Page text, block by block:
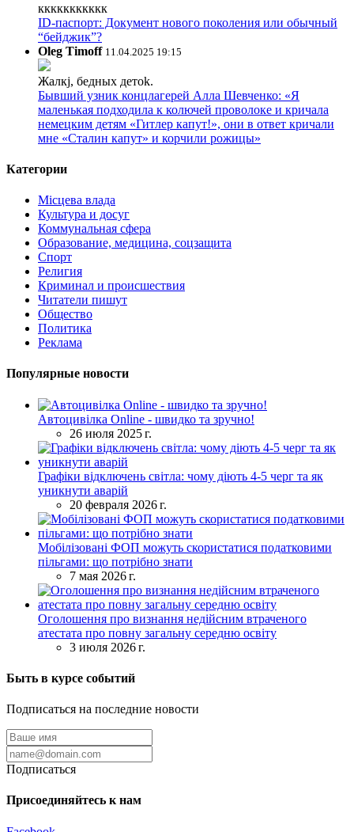
ккккккккккк
ID-паспорт: Документ нового поколения или обычный
“бейджик”?
Oleg Timoff 11.04.2025 19:15
Жалкj, бедных детok.
Бывший узник концлагерей Алла Шевченко: «Я
маленькая подходила к колючей проволоке и кричала
немецким детям «Гитлер капут!», они в ответ кричали
мне «Сталин капут» и корчили рожицы»
Категории
Місцева влада
Культура и досуг
Коммунальная сфера
Образование, медицина, соцзащита
Спорт
Религия
Криминал и происшествия
Читатели пишут
Общество
Политика
Реклама
Популярные новости
Автоцивілка Online - швидко та зручно!
26 июля 2025 г.
Графіки відключень світла: чому діють 4-5 черг та як
уникнути аварій
20 февраля 2026 г.
Мобілізовані ФОП можуть скористатися податковими
пільгами: що потрібно знати
7 мая 2026 г.
Оголошення про визнання недійсним втраченого
атестата про повну загальну середню освіту
3 июля 2026 г.
Быть в курсе событий
Подписаться на последние новости
Подписаться
Присоединяйтесь к нам